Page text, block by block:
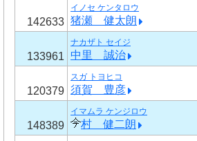
142633
イノセ ケンタロウ
猪瀬 健太朗
133961
ナカザト セイジ
中里 誠治
120379
スガ トヨヒコ
須賀 豊彦
148389
イマムラ ケンジロウ
村 健二朗